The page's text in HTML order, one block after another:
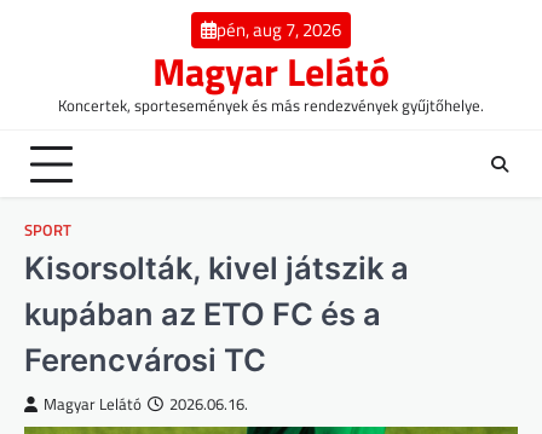
pén, aug 7, 2026
Magyar Lelátó
Koncertek, sportesemények és más rendezvények gyűjtőhelye.
SPORT
Kisorsolták, kivel játszik a
kupában az ETO FC és a
Ferencvárosi TC
Magyar Lelátó 2026.06.16.